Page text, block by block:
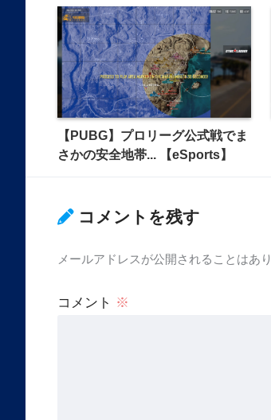
【PUBG】プロリーグ公式戦でま
さかの安全地帯... 【eSports】
コメントを残す
メールアドレスが公開されることはあり
コメント ※